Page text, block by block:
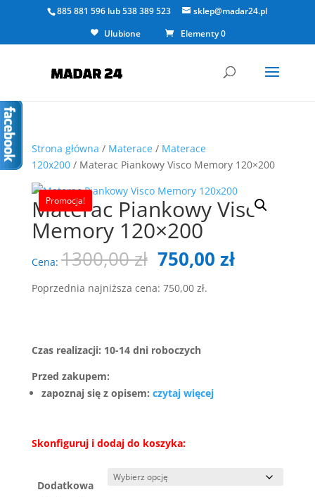
885 881 596 lub538 389 523
sklep@madar24.pl
Ulubione
Elementy 0
Strona główna / Materace/ Materace
120x200/ Materac Piankowy Visco Memory 120×200
Promocja!
Materac Piankowy Visco
Memory 120×200
Cena: 1300,00zł Pierwotna
cena
wynosiła:
750,00 złAktualna
Poprzednia najniższa cena: 750,00 zł.
Czas realizacji: 10-14 dni roboczych
Przed zakupem:
zapoznaj się z opisem: czytaj więcej
Skonfiguruj i dodaj do koszyka:
Dodatkowa